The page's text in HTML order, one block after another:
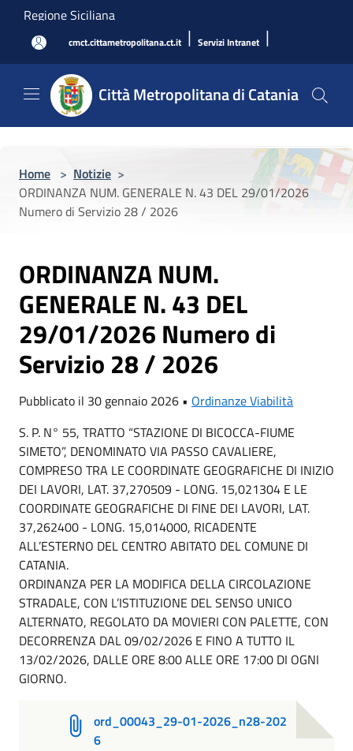
Salta al contenuto principale
Regione Siciliana
cmct.cittametropolitana.ct.it | Servizi Intranet |
Città Metropolitana di Catania
Home > Notizie >
ORDINANZA NUM. GENERALE N. 43 DEL 29/01/2026
Numero di Servizio 28 / 2026
ORDINANZA NUM.
GENERALE N. 43 DEL
29/01/2026 Numero di
Servizio 28 / 2026
Pubblicato il 30 gennaio 2026 • Ordinanze Viabilità
S. P. N° 55, TRATTO “STAZIONE DI BICOCCA-FIUME
SIMETO”, DENOMINATO VIA PASSO CAVALIERE,
COMPRESO TRA LE COORDINATE GEOGRAFICHE DI INIZIO
DEI LAVORI, LAT. 37,270509 - LONG. 15,021304 E LE
COORDINATE GEOGRAFICHE DI FINE DEI LAVORI, LAT.
37,262400 - LONG. 15,014000, RICADENTE
ALL’ESTERNO DEL CENTRO ABITATO DEL COMUNE DI
CATANIA.
ORDINANZA PER LA MODIFICA DELLA CIRCOLAZIONE
STRADALE, CON L’ISTITUZIONE DEL SENSO UNICO
ALTERNATO, REGOLATO DA MOVIERI CON PALETTE, CON
DECORRENZA DAL 09/02/2026 E FINO A TUTTO IL
13/02/2026, DALLE ORE 8:00 ALLE ORE 17:00 DI OGNI
GIORNO.
ord_00043_29-01-2026_n28-202
6